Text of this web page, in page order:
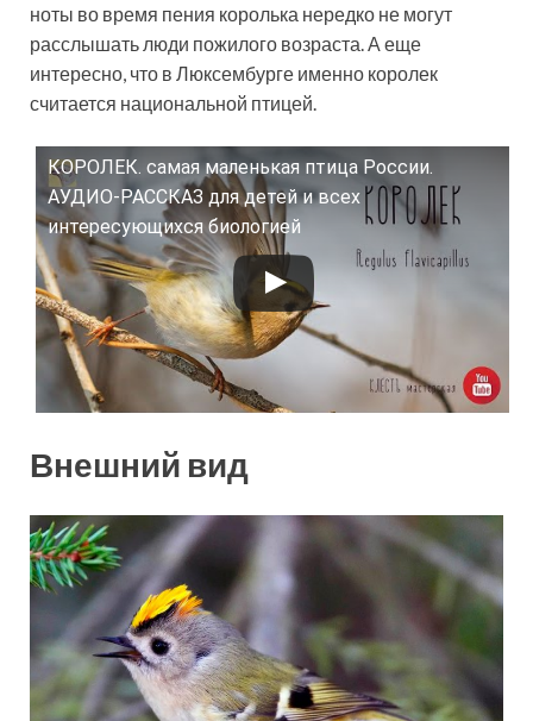
ноты во время пения королька нередко не могут
расслышать люди пожилого возраста. А еще
интересно, что в Люксембурге именно королек
считается национальной птицей.
КОРОЛЕК. самая маленькая птица России.
АУДИО-РАССКАЗ для детей и всех
интересующихся биологией
Смотрите это видео на YouTube
Внешний вид